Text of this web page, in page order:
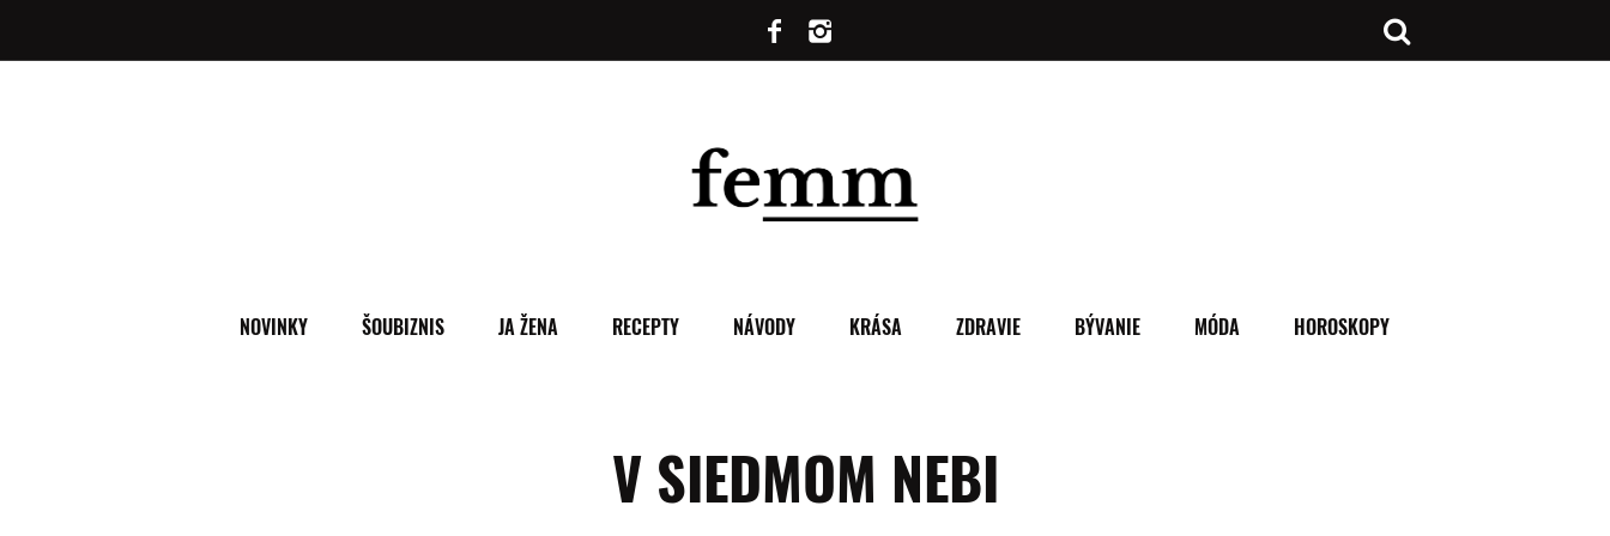
NOVINKY ŠOUBIZNIS JA ŽENA RECEPTY NÁVODY KRÁSA ZDRAVIE BÝVANIE MÓDA HOROSKOPY
V SIEDMOM NEBI